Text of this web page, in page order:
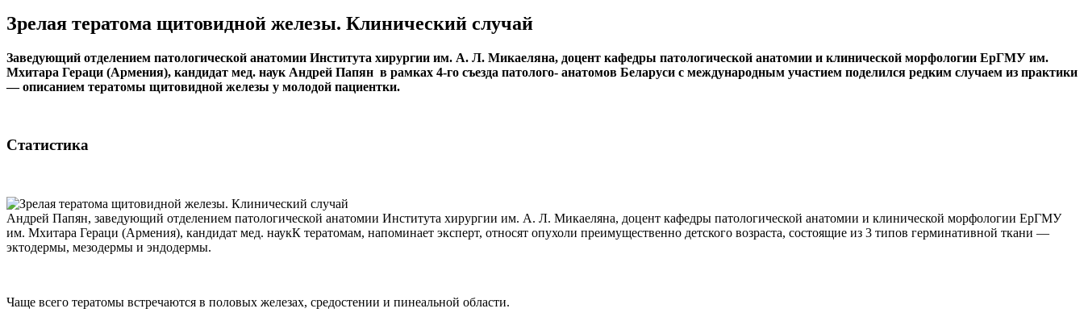
Зрелая тератома щитовидной железы. Клинический случай
Заведующий отделением патологической анатомии Института хирургии им. А. Л. Микаеляна, доцент кафедры патологической анатомии и клинической морфологии ЕрГМУ им.
Мхитара Гераци (Армения), кандидат мед. наук Андрей Папян в рамках 4-го съезда патолого- анатомов Беларуси с международным участием поделился редким случаем из практики
— описанием тератомы щитовидной железы у молодой пациентки.
Статистика
Андрей Папян, заведующий отделением патологической анатомии Института хирургии им. А. Л. Микаеляна, доцент кафедры патологической анатомии и клинической морфологии ЕрГМУ
им. Мхитара Гераци (Армения), кандидат мед. наукК тератомам, напоминает эксперт, относят опухоли преимущественно детского возраста, состоящие из 3 типов герминативной ткани —
эктодермы, мезодермы и эндодермы.
Чаще всего тератомы встречаются в половых железах, средостении и пинеальной области.